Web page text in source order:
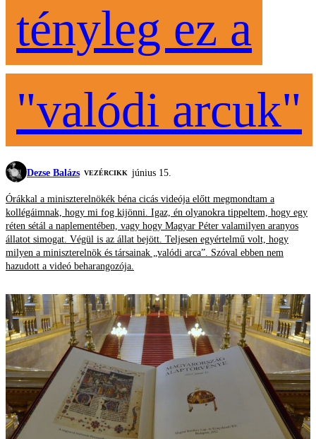
tényleg ez a
"valódi arcuk"
Dezse Balázs VEZÉRCIKK június 15.
Órákkal a miniszterelnökék béna cicás videója előtt megmondtam a
kollégáimnak, hogy mi fog kijönni. Igaz, én olyanokra tippeltem, hogy egy
réten sétál a naplementében, vagy hogy Magyar Péter valamilyen aranyos
állatot simogat. Végül is az állat bejött. Teljesen egyértelmű volt, hogy
milyen a miniszterelnök és társainak „valódi arca”. Szóval ebben nem
hazudott a videó beharangozója.